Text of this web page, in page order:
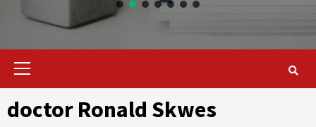
Primary
doctor Ronald Skwes